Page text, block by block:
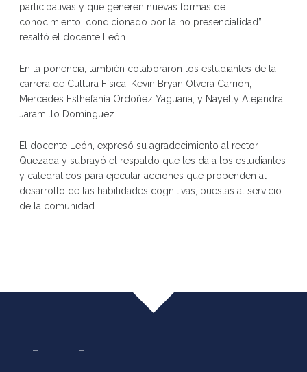
participativas y que generen nuevas formas de
conocimiento, condicionado por la no presencialidad”,
resaltó el docente León.
En la ponencia, también colaboraron los estudiantes de la
carrera de Cultura Física: Kevin Bryan Olvera Carrión;
Mercedes Esthefanía Ordoñez Yaguana; y Nayelly Alejandra
Jaramillo Domínguez.
El docente León, expresó su agradecimiento al rector
Quezada y subrayó el respaldo que les da a los estudiantes
y catedráticos para ejecutar acciones que propenden al
desarrollo de las habilidades cognitivas, puestas al servicio
de la comunidad.